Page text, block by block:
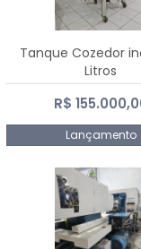
Tanque Cozedor
Litros
R$
Lançamento